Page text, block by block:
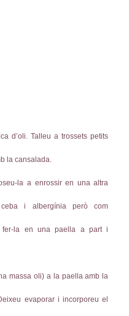
d’oli. Talleu a trossets petits
la cansalada.
la a enrossir en una altra
i albergínia però com
fer-la en una paella a part i
massa oli) a la paella amb la
evaporar i incorporeu el